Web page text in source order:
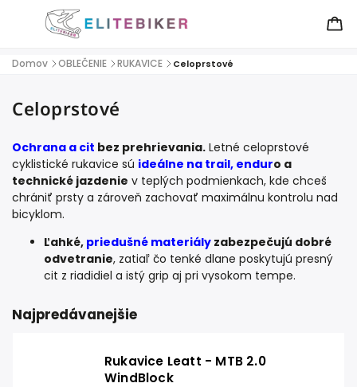
Domov / OBLEČENIE / RUKAVICE / Celoprstové
Celoprstové
Ochrana a cit bez prehrievania. Letné celoprstové
cyklistické rukavice sú ideálne na trail, enduro a
technické jazdenie v teplých podmienkach, kde chceš
chrániť prsty a zároveň zachovať maximálnu kontrolu nad
bicyklom.
Ľahké, priedušné materiály zabezpečujú dobré
odvetranie, zatiaľ čo tenké dlane poskytujú presný
cit z riadidiel a istý grip aj pri vysokom tempe.
Najpredávanejšie
Rukavice Leatt - MTB 2.0
WindBlock